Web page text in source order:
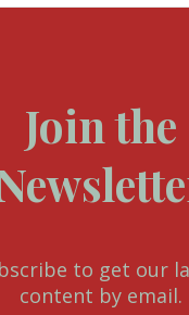
Join the
to get our
content by email.